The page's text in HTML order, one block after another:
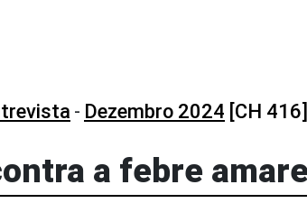
- Dezembro 2024 [CH 416]
a febre